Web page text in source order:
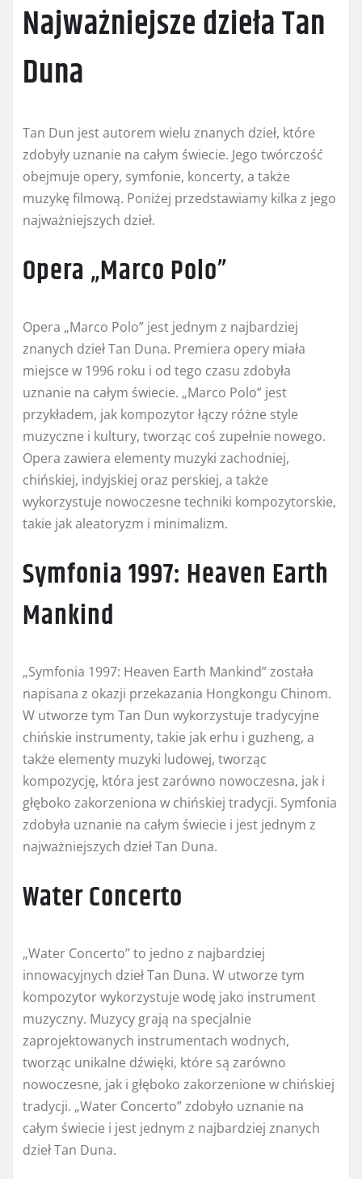
Najważniejsze dzieła Tan
Duna
Tan Dun jest autorem wielu znanych dzieł, które
zdobyły uznanie na całym świecie. Jego twórczość
obejmuje opery, symfonie, koncerty, a także
muzykę filmową. Poniżej przedstawiamy kilka z jego
najważniejszych dzieł.
Opera „Marco Polo”
Opera „Marco Polo” jest jednym z najbardziej
znanych dzieł Tan Duna. Premiera opery miała
miejsce w 1996 roku i od tego czasu zdobyła
uznanie na całym świecie. „Marco Polo” jest
przykładem, jak kompozytor łączy różne style
muzyczne i kultury, tworząc coś zupełnie nowego.
Opera zawiera elementy muzyki zachodniej,
chińskiej, indyjskiej oraz perskiej, a także
wykorzystuje nowoczesne techniki kompozytorskie,
takie jak aleatoryzm i minimalizm.
Symfonia 1997: Heaven Earth
Mankind
„Symfonia 1997: Heaven Earth Mankind” została
napisana z okazji przekazania Hongkongu Chinom.
W utworze tym Tan Dun wykorzystuje tradycyjne
chińskie instrumenty, takie jak erhu i guzheng, a
także elementy muzyki ludowej, tworząc
kompozycję, która jest zarówno nowoczesna, jak i
głęboko zakorzeniona w chińskiej tradycji. Symfonia
zdobyła uznanie na całym świecie i jest jednym z
najważniejszych dzieł Tan Duna.
Water Concerto
„Water Concerto” to jedno z najbardziej
innowacyjnych dzieł Tan Duna. W utworze tym
kompozytor wykorzystuje wodę jako instrument
muzyczny. Muzycy grają na specjalnie
zaprojektowanych instrumentach wodnych,
tworząc unikalne dźwięki, które są zarówno
nowoczesne, jak i głęboko zakorzenione w chińskiej
tradycji. „Water Concerto” zdobyło uznanie na
całym świecie i jest jednym z najbardziej znanych
dzieł Tan Duna.